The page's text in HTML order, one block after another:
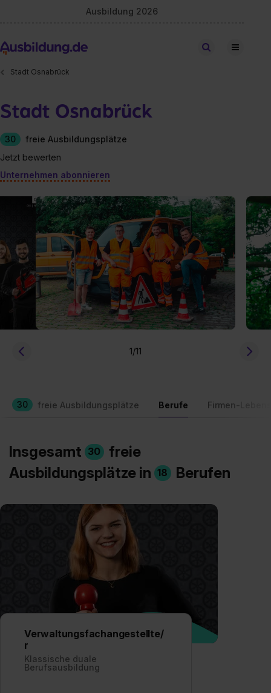
Ausbildung 2026
Stellen finden
Stadt Osnabrück
Stadt Osnabrück
30
freie Ausbildungsplätze
Jetzt bewerten
Unternehmen abonnieren
1/11
30 freie Ausbildungsplätze Berufe Firmen-
Insgesamt 30 freie
Ausbildungsplätze in 18 Berufen
Verwaltungsfachangestellte/
r
Klassische duale
Berufsausbildung